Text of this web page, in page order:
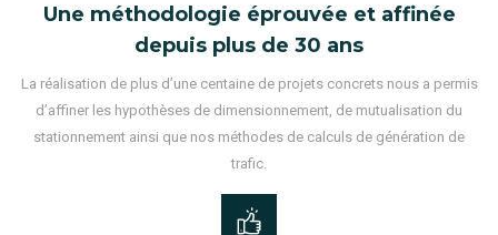
Une méthodologie éprouvée et affinée
depuis plus de 30 ans
La réalisation de plus d’une centaine de projets concrets nous a permis
d’affiner les hypothèses de dimensionnement, de mutualisation du
stationnement ainsi que nos méthodes de calculs de génération de
trafic.